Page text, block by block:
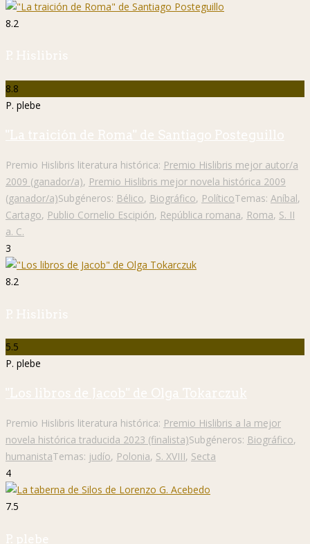
8.2
P. Hislibris
8.8
P. plebe
"La traición de Roma" de Santiago Posteguillo
Premio Hislibris literatura histórica: Premio Hislibris mejor autor/a
2009 (ganador/a), Premio Hislibris mejor novela histórica 2009
(ganador/a)Subgéneros: Bélico, Biográfico, PolíticoTemas: Aníbal,
Cartago, Publio Cornelio Escipión, República romana, Roma, S. II
a. C.
3
8.2
P. Hislibris
5.5
P. plebe
"Los libros de Jacob" de Olga Tokarczuk
Premio Hislibris literatura histórica: Premio Hislibris a la mejor
novela histórica traducida 2023 (finalista)Subgéneros: Biográfico,
humanistaTemas: judío, Polonia, S. XVIII, Secta
4
7.5
P. plebe